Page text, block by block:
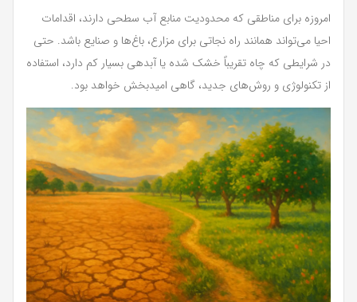
امروزه برای مناطقی که محدودیت منابع آب سطحی دارند، اقدامات
احیا می‌تواند همانند راه نجاتی برای مزارع، باغ‌ها و صنایع باشد. حتی
در شرایطی که چاه تقریباً خشک شده یا آبدهی بسیار کم دارد، استفاده
از تکنولوژی و روش‌های جدید، گاهی امیدبخش خواهد بود.